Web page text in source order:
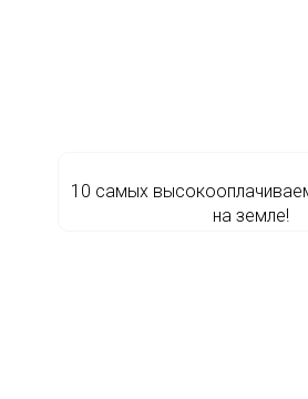
10 самых
на земле!